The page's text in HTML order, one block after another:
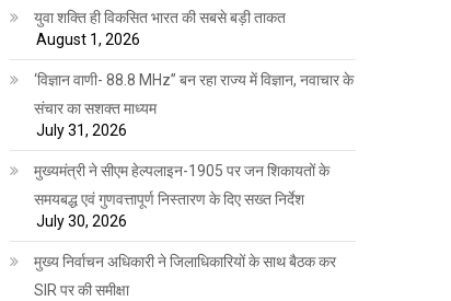
युवा शक्ति ही विकसित भारत की सबसे बड़ी ताकत
August 1, 2026
‘विज्ञान वाणी- 88.8 MHz” बन रहा राज्य में विज्ञान, नवाचार के
संचार का सशक्त माध्यम
July 31, 2026
मुख्यमंत्री ने सीएम हेल्पलाइन-1905 पर जन शिकायतों के
समयबद्ध एवं गुणवत्तापूर्ण निस्तारण के दिए सख्त निर्देश
July 30, 2026
मुख्य निर्वाचन अधिकारी ने जिलाधिकारियों के साथ बैठक कर
SIR पर की समीक्षा